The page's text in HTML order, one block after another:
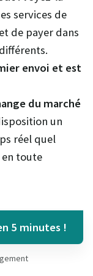
services de
de payer dans
envoi et est
du marché
un
réel quel
en toute
5 minutes !